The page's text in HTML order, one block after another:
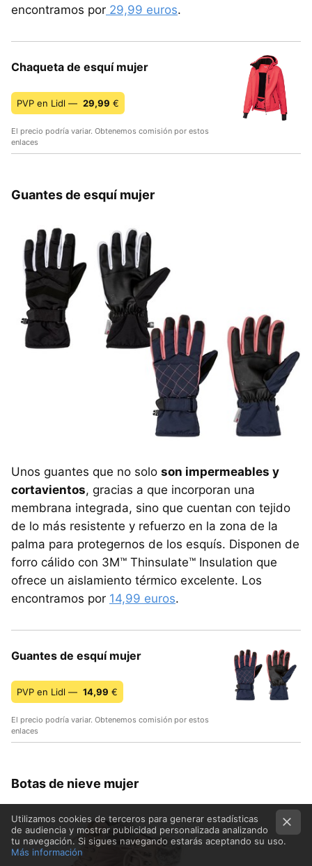
encontramos por 29,99 euros.
Chaqueta de esquí mujer
PVP en Lidl — 29,99 €
El precio podría variar. Obtenemos comisión por estos
enlaces
Guantes de esquí mujer
Unos guantes que no solo son impermeables y
cortavientos, gracias a que incorporan una
membrana integrada, sino que cuentan con tejido
de lo más resistente y refuerzo en la zona de la
palma para protegernos de los esquís. Disponen de
forro cálido con 3M™ Thinsulate™ Insulation que
ofrece un aislamiento térmico excelente. Los
encontramos por 14,99 euros.
Guantes de esquí mujer
PVP en Lidl — 14,99 €
El precio podría variar. Obtenemos comisión por estos
enlaces
Botas de nieve mujer
Utilizamos cookies de terceros para generar estadísticas
de audiencia y mostrar publicidad personalizada analizando
tu navegación. Si sigues navegando estarás aceptando su uso.
Más información